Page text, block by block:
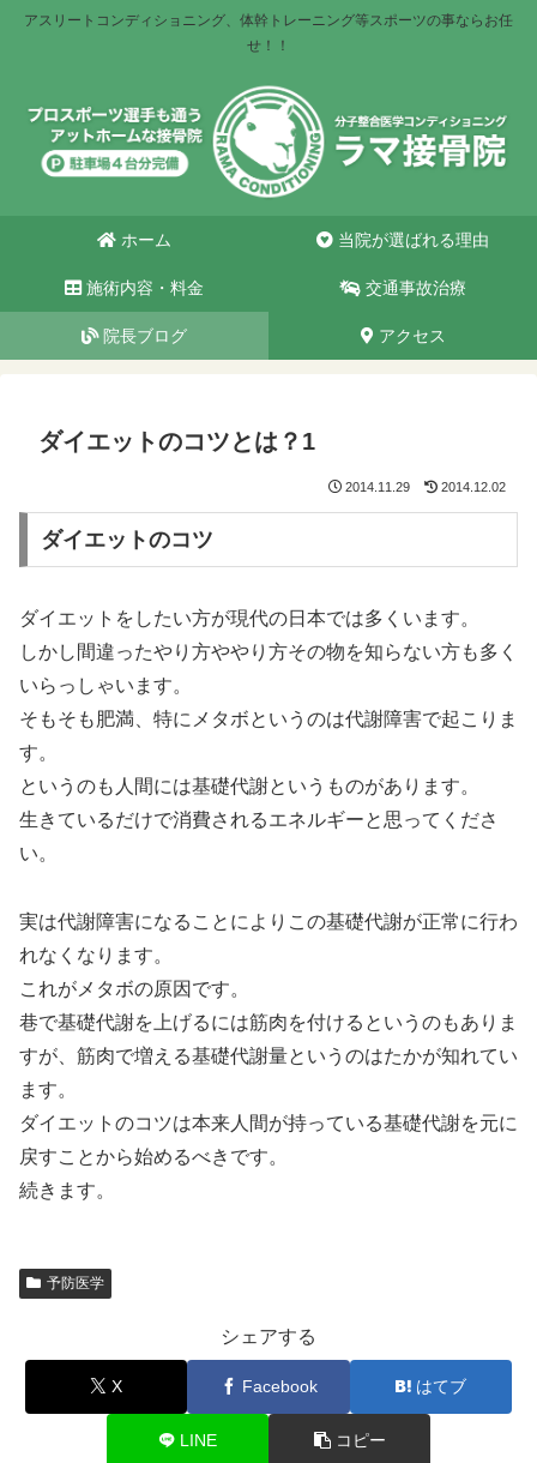
アスリートコンディショニング、体幹トレーニング等スポーツの事ならお任
せ！！
ホーム 当院が選ばれる理由
施術内容・料金 交通事故治療
院長ブログ アクセス
ダイエットのコツとは？1
2014.11.29 2014.12.02
ダイエットのコツ
ダイエットをしたい方が現代の日本では多くいます。
しかし間違ったやり方ややり方その物を知らない方も多く
いらっしゃいます。
そもそも肥満、特にメタボというのは代謝障害で起こりま
す。
というのも人間には基礎代謝というものがあります。
生きているだけで消費されるエネルギーと思ってくださ
い。
実は代謝障害になることによりこの基礎代謝が正常に行わ
れなくなります。
これがメタボの原因です。
巷で基礎代謝を上げるには筋肉を付けるというのもありま
すが、筋肉で増える基礎代謝量というのはたかが知れてい
ます。
ダイエットのコツは本来人間が持っている基礎代謝を元に
戻すことから始めるべきです。
続きます。
予防医学
シェアする
X Facebook はてブ
LINE コピー